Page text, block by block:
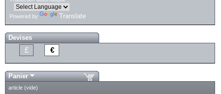
Powered by Translate
Devises
£ €
Panier
article (vide)